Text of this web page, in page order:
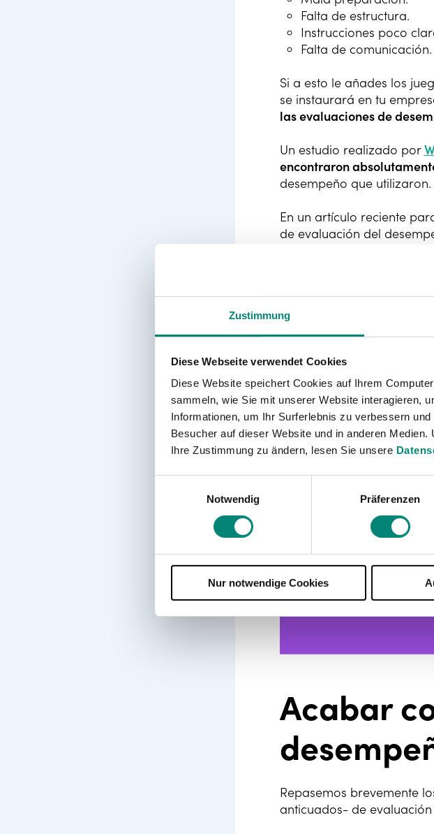
Zustimmung
Diese Webseite verwendet Cookies
Diese Website speichert Cookies auf Ihrem
sammeln, wie Sie mit unserer Website interagieren,
Informationen, um Ihr Surferlebnis zu verbessern
Besucher auf dieser Website und in anderen
Ihre Zustimmung zu ändern, lesen Sie unsere
Notwendig
Präferenzen
Nur notwendige Cookies
Falta de estructura.
Instrucciones poco
Falta de comunicación.
Si a esto le añades los
se instaurará en tu
las evaluaciones de
Un estudio realizado por
encontraron
desempeño que utilizaron.
En un artículo reciente
de evaluación del
Esto muestra que el
anual del desempeño,no
comerciales de las
desequilibrio que
mayor puntuación en una
rendimiento de la
Acabar
Repasemos brevemente
anticuados- de